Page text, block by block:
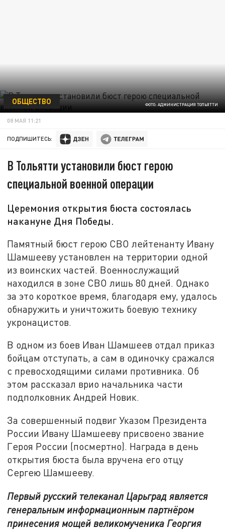
ФОТО: АДМИНИСТРАЦИЯ ТОЛЬЯТТИ
ОБЩЕСТВО
08 МАЯ 11:21
ПОДПИШИТЕСЬ:
В Тольятти установили бюст герою
специальной военной операции
Церемония открытия бюста состоялась
накануне Дня Победы.
Памятный бюст герою СВО лейтенанту Ивану
Шамшееву установлен на территории одной
из воинских частей. Военнослужащий
находился в зоне СВО лишь 80 дней. Однако
за это короткое время, благодаря ему, удалось
обнаружить и уничтожить боевую технику
укронацистов.
В одном из боев Иван Шамшеев отдал приказ
бойцам отступать, а сам в одиночку сражался
с превосходящими силами противника. Об
этом рассказал врио начальника части
подполковник Андрей Новик.
За совершенный подвиг Указом Президента
России Ивану Шамшееву присвоено звание
Героя России (посмертно). Награда в день
открытия бюста была вручена его отцу
Сергею Шамшееву.
Первый русский телеканал Царьград является
генеральным информационным партнёром
принесения мощей великомученика Георгия